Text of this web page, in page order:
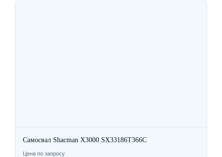
Самосвал Shacman X3000 SX33186T366C
Цена по запросу